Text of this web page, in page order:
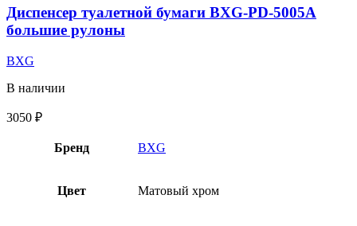
Диспенсер туалетной бумаги BXG-PD-5005A
большие рулоны
BXG
В наличии
3050 ₽
Бренд BXG
Цвет Матовый хром